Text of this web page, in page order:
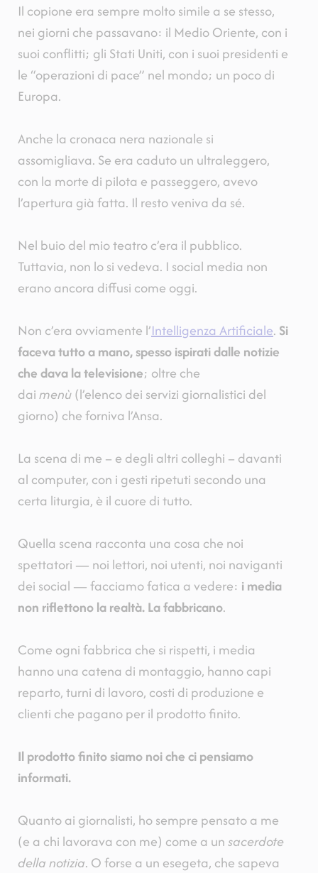
Il copione era sempre molto simile a se stesso,
nei giorni che passavano: il Medio Oriente, con i
suoi conflitti; gli Stati Uniti, con i suoi presidenti e
le “operazioni di pace” nel mondo; un poco di
Europa.
Anche la cronaca nera nazionale si
assomigliava. Se era caduto un ultraleggero,
con la morte di pilota e passeggero, avevo
l’apertura già fatta. Il resto veniva da sé.
Nel buio del mio teatro c’era il pubblico.
Tuttavia, non lo si vedeva. I social media non
erano ancora diffusi come oggi.
Non c’era ovviamente l’Intelligenza Artificiale. Si
faceva tutto a mano, spesso ispirati dalle notizie
che dava la televisione; oltre che
daimenù(l’elenco dei servizi giornalistici del
giorno) che forniva l’Ansa.
La scena di me – e degli altri colleghi – davanti
al computer, con i gesti ripetuti secondo una
certa liturgia, è il cuore di tutto.
Quella scena racconta una cosa che noi
spettatori — noi lettori, noi utenti, noi naviganti
dei social — facciamo fatica a vedere: i media
non riflettono la realtà. La fabbricano.
Come ogni fabbrica che si rispetti, i media
hanno una catena di montaggio, hanno capi
reparto, turni di lavoro, costi di produzione e
clienti che pagano per il prodotto finito.
Il prodotto finito siamo noi che ci pensiamo
informati.
Quanto ai giornalisti, ho sempre pensato a me
(e a chi lavorava con me) come a unsacerdote
della notizia. O forse a un esegeta, che sapeva